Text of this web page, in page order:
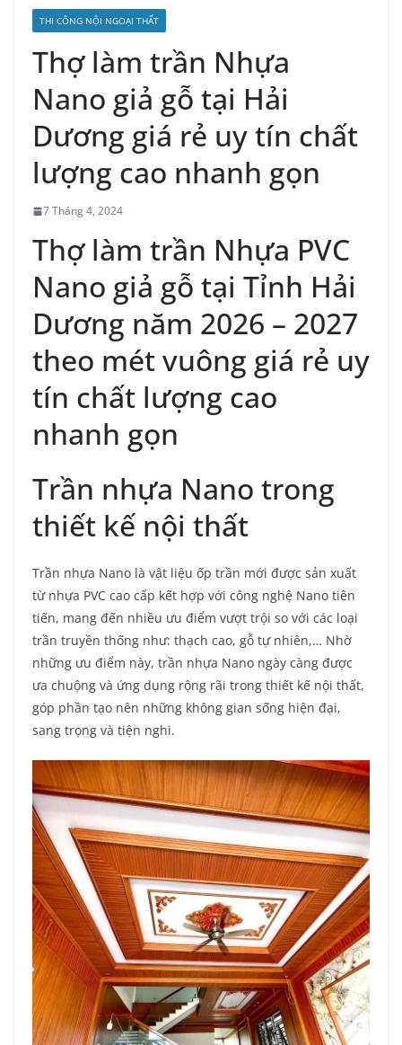
THI CÔNG NỘI NGOẠI THẤT
Thợ làm trần Nhựa
Nano giả gỗ tại Hải
Dương giá rẻ uy tín chất
lượng cao nhanh gọn
7 Tháng 4, 2024
Thợ làm trần Nhựa PVC
Nano giả gỗ tại Tỉnh Hải
Dương năm 2026 – 2027
theo mét vuông giá rẻ uy
tín chất lượng cao
nhanh gọn
Trần nhựa Nano trong
thiết kế nội thất
Trần nhựa Nano là vật liệu ốp trần mới được sản xuất
từ nhựa PVC cao cấp kết hợp với công nghệ Nano tiên
tiến, mang đến nhiều ưu điểm vượt trội so với các loại
trần truyền thống như: thạch cao, gỗ tự nhiên,… Nhờ
những ưu điểm này, trần nhựa Nano ngày càng được
ưa chuộng và ứng dụng rộng rãi trong thiết kế nội thất,
góp phần tạo nên những không gian sống hiện đại,
sang trọng và tiện nghi.